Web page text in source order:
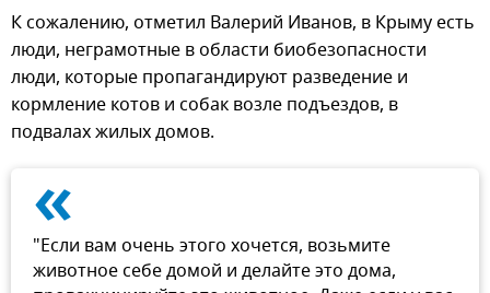
К сожалению, отметил Валерий Иванов, в Крыму есть
люди, неграмотные в области биобезопасности
люди, которые пропагандируют разведение и
кормление котов и собак возле подъездов, в
подвалах жилых домов.
«
"Если вам очень этого хочется, возьмите
животное себе домой и делайте это дома,